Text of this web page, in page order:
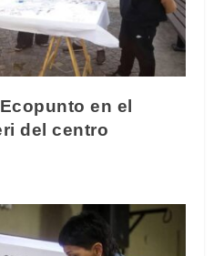
en el
del centro